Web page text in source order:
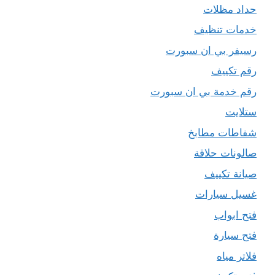
حداد مظلات
خدمات تنظيف
رسيفر بي ان سبورت
رقم تكييف
رقم خدمة بي ان سبورت
ستلايت
شفاطات مطابخ
صالونات حلاقة
صيانة تكييف
غسيل سيارات
فتح ابواب
فتح سيارة
فلاتر مياه